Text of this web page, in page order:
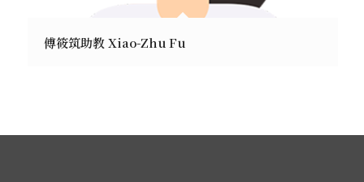
傅筱筑助教 Xiao-Zhu Fu